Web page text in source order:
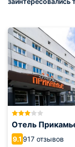
Отель
9.1 917 отзывов